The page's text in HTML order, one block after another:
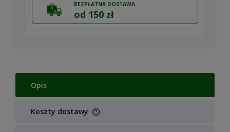
BEZPŁATNA DOSTAWA
od 150 zł
Opis
Koszty dostawy
Cena nie zawiera ewentualnych kosztów płatności